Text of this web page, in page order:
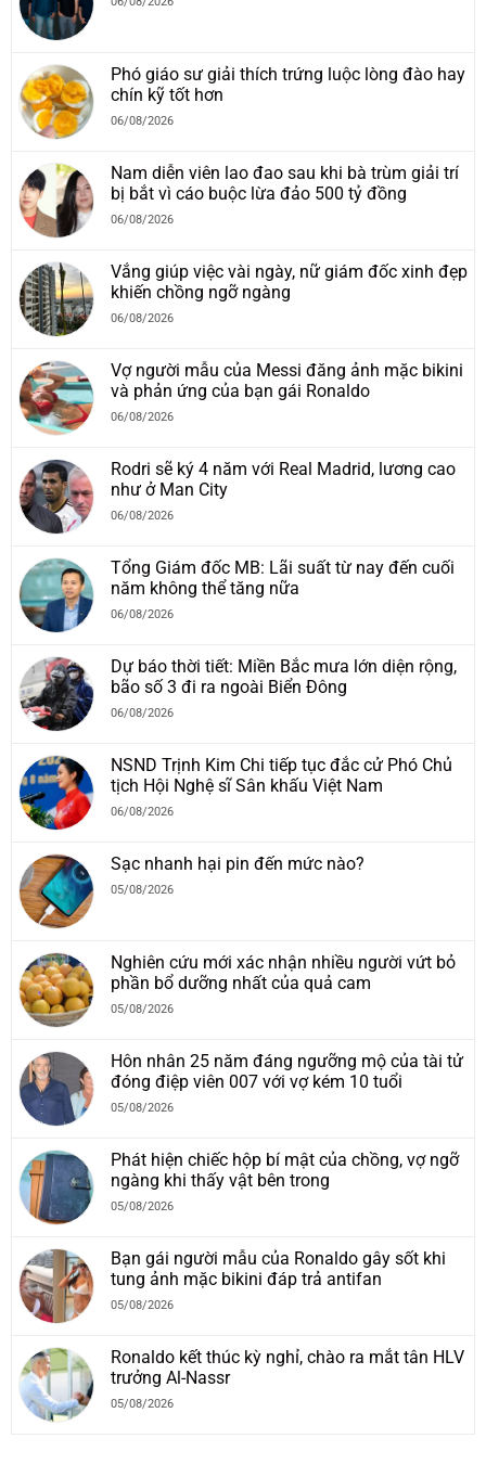
Phó giáo sư giải thích trứng luộc lòng đào hay
chín kỹ tốt hơn
06/08/2026
Nam diễn viên lao đao sau khi bà trùm giải trí
bị bắt vì cáo buộc lừa đảo 500 tỷ đồng
06/08/2026
Vắng giúp việc vài ngày, nữ giám đốc xinh đẹp
khiến chồng ngỡ ngàng
06/08/2026
Vợ người mẫu của Messi đăng ảnh mặc bikini
và phản ứng của bạn gái Ronaldo
06/08/2026
Rodri sẽ ký 4 năm với Real Madrid, lương cao
như ở Man City
06/08/2026
Tổng Giám đốc MB: Lãi suất từ nay đến cuối
năm không thể tăng nữa
06/08/2026
Dự báo thời tiết: Miền Bắc mưa lớn diện rộng,
bão số 3 đi ra ngoài Biển Đông
06/08/2026
NSND Trịnh Kim Chi tiếp tục đắc cử Phó Chủ
tịch Hội Nghệ sĩ Sân khấu Việt Nam
06/08/2026
Sạc nhanh hại pin đến mức nào?
05/08/2026
Nghiên cứu mới xác nhận nhiều người vứt bỏ
phần bổ dưỡng nhất của quả cam
05/08/2026
Hôn nhân 25 năm đáng ngưỡng mộ của tài tử
đóng điệp viên 007 với vợ kém 10 tuổi
05/08/2026
Phát hiện chiếc hộp bí mật của chồng, vợ ngỡ
ngàng khi thấy vật bên trong
05/08/2026
Bạn gái người mẫu của Ronaldo gây sốt khi
tung ảnh mặc bikini đáp trả antifan
05/08/2026
Ronaldo kết thúc kỳ nghỉ, chào ra mắt tân HLV
trưởng Al-Nassr
05/08/2026